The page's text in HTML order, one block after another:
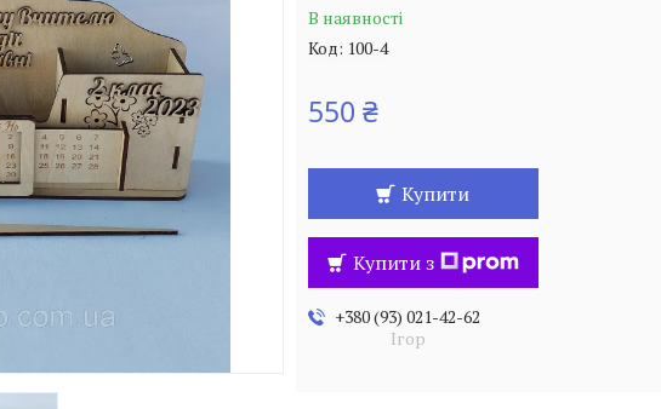
В наявності
Код: 100-4
550 ₴
Купити
Купити з
+380 (93) 021-42-62
Ігор